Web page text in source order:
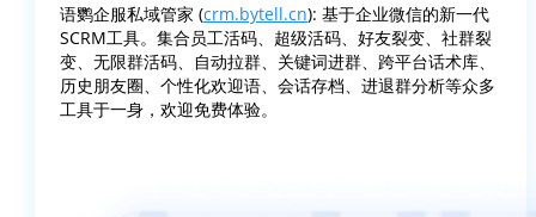
语鹦企服私域管家 (crm.bytell.cn): 基于企业微信的新一代
SCRM工具。集合员工活码、超级活码、好友裂变、社群裂
变、无限群活码、自动拉群、关键词进群、跨平台话术库、
历史朋友圈、个性化欢迎语、会话存档、进退群分析等众多
工具于一身，欢迎免费体验。